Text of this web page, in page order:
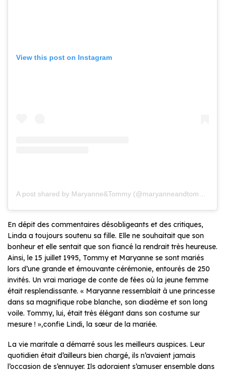
View this post on Instagram
En dépit des commentaires désobligeants et des critiques,
Linda a toujours soutenu sa fille. Elle ne souhaitait que son
bonheur et elle sentait que son fiancé la rendrait très heureuse.
Ainsi, le 15 juillet 1995, Tommy et Maryanne se sont mariés
lors d’une grande et émouvante cérémonie, entourés de 250
invités. Un vrai mariage de conte de fées où la jeune femme
était resplendissante. « Maryanne ressemblait à une princesse
dans sa magnifique robe blanche, son diadème et son long
voile. Tommy, lui, était très élégant dans son costume sur
mesure ! »,confie Lindi, la sœur de la mariée.
La vie maritale a démarré sous les meilleurs auspices. Leur
quotidien était d’ailleurs bien chargé, ils n’avaient jamais
l’occasion de s’ennuyer. Ils adoraient s’amuser ensemble dans